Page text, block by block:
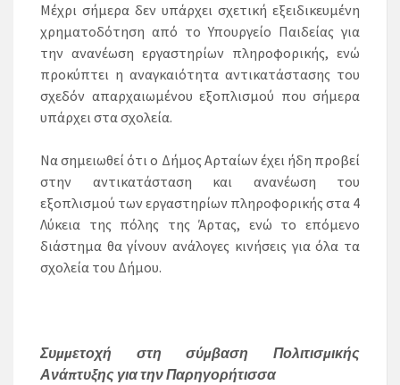
Μέχρι σήμερα δεν υπάρχει σχετική εξειδικευμένη
χρηματοδότηση από το Υπουργείο Παιδείας για
την ανανέωση εργαστηρίων πληροφορικής, ενώ
προκύπτει η αναγκαιότητα αντικατάστασης του
σχεδόν απαρχαιωμένου εξοπλισμού που σήμερα
υπάρχει στα σχολεία.
Να σημειωθεί ότι ο Δήμος Αρταίων έχει ήδη προβεί
στην αντικατάσταση και ανανέωση του
εξοπλισμού των εργαστηρίων πληροφορικής στα 4
Λύκεια της πόλης της Άρτας, ενώ το επόμενο
διάστημα θα γίνουν ανάλογες κινήσεις για όλα τα
σχολεία του Δήμου.
Συμμετοχή στη σύμβαση Πολιτισμικής
Ανάπτυξης για την Παρηγορήτισσα